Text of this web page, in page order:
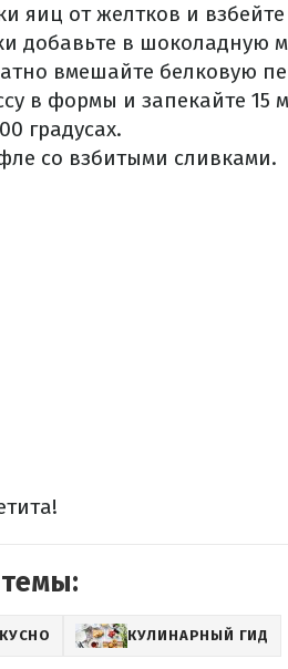
яиц от желтков и
добавьте в шоколадную
вмешайте белковую
в формы и запекайте 15
градусах.
со взбитыми сливками.
КУЛИНАРНЫЙ ГИД